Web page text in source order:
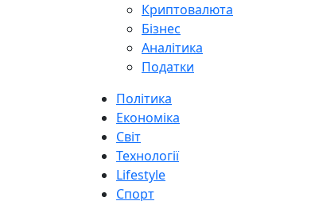
Криптовалюта
Бізнес
Аналітика
Податки
Політика
Економіка
Світ
Технології
Lifestyle
Спорт